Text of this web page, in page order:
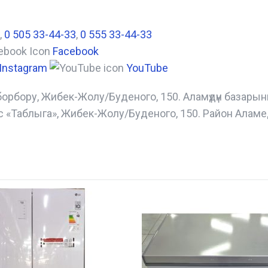
, 0 505 33-44-33, 0 555 33-44-33
Facebook
YouTube
Жибек-Жолу/Буденого, 150. Аламүдүн
«Таблыга», Жибек-Жолу/Буденого, 150. Район